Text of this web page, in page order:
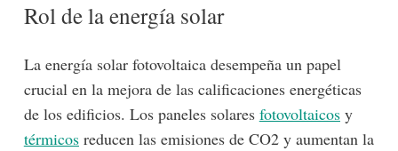
Rol de la energía solar
La energía solar fotovoltaica desempeña un papel
crucial en la mejora de las calificaciones energéticas
de los edificios. Los paneles solares fotovoltaicosy
térmicosreducen las emisiones de CO2 y aumentan la